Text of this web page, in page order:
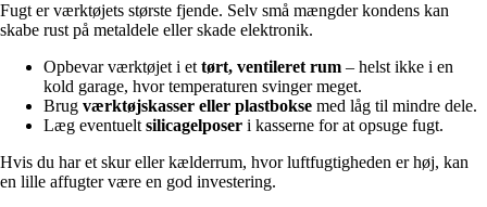
Fugt er værktøjets største fjende. Selv små mængder kondens kan
skabe rust på metaldele eller skade elektronik.
Opbevar værktøjet i ettørt, ventileret rum – helst ikke i en
kold garage, hvor temperaturen svinger meget.
Brug værktøjskasser eller plastbokse med låg til mindre dele.
Læg eventueltsilicagelposer i kasserne for at opsuge fugt.
Hvis du har et skur eller kælderrum, hvor luftfugtigheden er høj, kan
en lille affugter være en god investering.